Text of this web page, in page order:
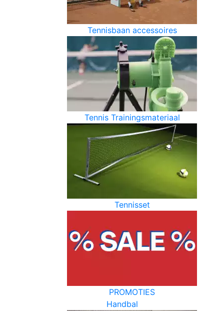
Tennisbaan accessoires
Tennis Trainingsmateriaal
Tennisset
PROMOTIES
Handbal